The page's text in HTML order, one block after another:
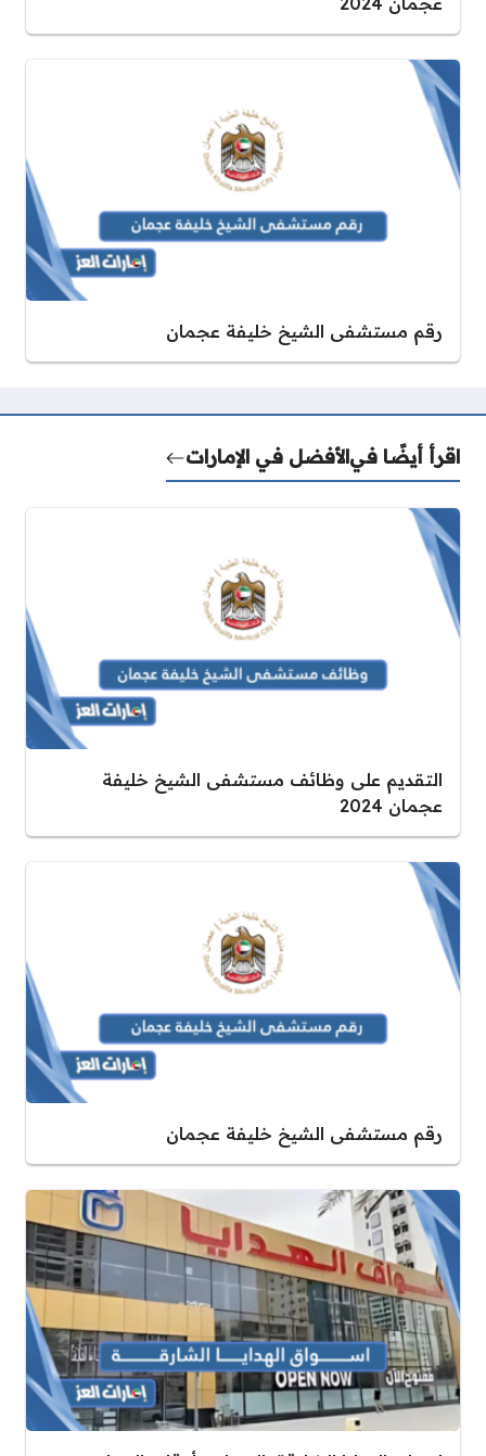
رقم مستشفى الشيخ خليفة عجمان
اقرأ أيضًا فيالأفضل في الإمارات
التقديم على وظائف مستشفى الشيخ خليفة
عجمان 2024
رقم مستشفى الشيخ خليفة عجمان